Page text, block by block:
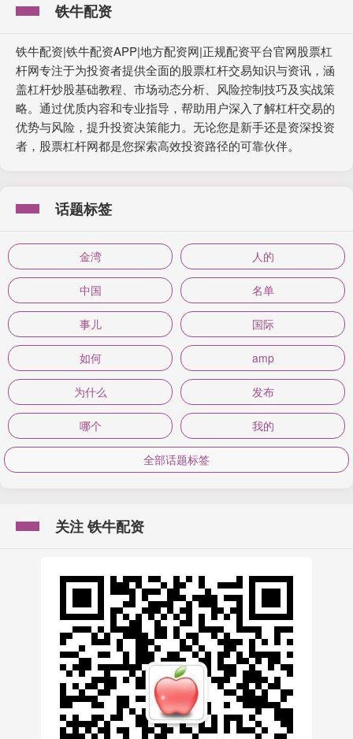
铁牛配资
铁牛配资|铁牛配资APP|地方配资网|正规配资平台官网股票杠
杆网专注于为投资者提供全面的股票杠杆交易知识与资讯，涵
盖杠杆炒股基础教程、市场动态分析、风险控制技巧及实战策
略。通过优质内容和专业指导，帮助用户深入了解杠杆交易的
优势与风险，提升投资决策能力。无论您是新手还是资深投资
者，股票杠杆网都是您探索高效投资路径的可靠伙伴。
话题标签
金湾 人的
中国 名单
事儿 国际
如何 amp
为什么 发布
哪个 我的
全部话题标签
关注 铁牛配资